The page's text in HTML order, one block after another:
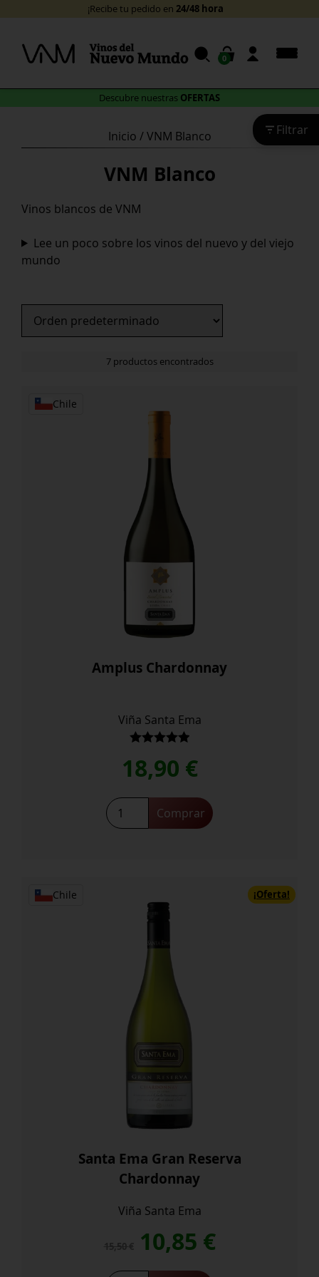
content
Descubre nuestras OFERTAS
¡Recibe tu pedido en24/48 horas
0
Inicio / VNM Blanco
VNM Blanco
Vinos blancos de VNM
Lee un poco sobre los vinos del nuevo y del viejo
mundo
7 productos encontrados
Chile
Amplus Chardonnay
Viña Santa Ema
5.00de 5
18,90 €
Amplus
Chardonnay
Comprar
Chile ¡Oferta!
Santa Ema Gran Reserva
Chardonnay
Viña Santa Ema
El
10,85 €El
Filtrar